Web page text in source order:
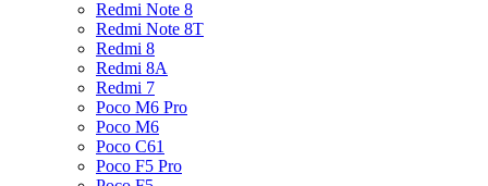
Redmi Note 8
Redmi Note 8T
Redmi 8
Redmi 8A
Redmi 7
Poco M6 Pro
Poco M6
Poco C61
Poco F5 Pro